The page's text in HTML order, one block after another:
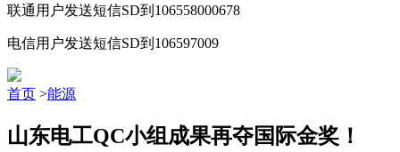
联通用户发送短信SD到106558000678
电信用户发送短信SD到106597009
首页 >能源
山东电工QC小组成果再夺国际金奖！